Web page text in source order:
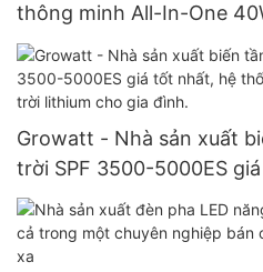
thông minh All-In-One
phẩm dòng G | Foxtech
Growatt - Nhà sản xuất
trời SPF 3500-5000ES
trữ năng lượng mặt trời